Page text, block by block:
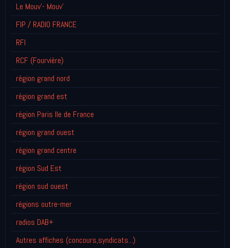
Le Mouv'- Mouv'
FIP / RADIO FRANCE
RFI
RCF (Fourvière)
région grand nord
région grand est
région Paris Ile de France
région grand ouest
région grand centre
région Sud Est
région sud ouest
régions outre-mer
radios DAB+
Autres affiches (concours,syndicats...)